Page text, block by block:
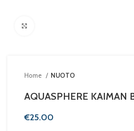
Home NUOTO
AQUASPHERE KAIMAN
€